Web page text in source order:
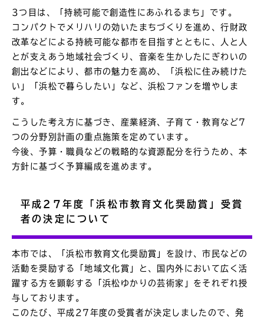
3つ目は、「持続可能で創造性にあふれるまち」です。
コンパクトでメリハリの効いたまちづくりを進め、行財政
改革などによる持続可能な都市を目指すとともに、人と人
とが支えあう地域社会づくり、音楽を生かしたにぎわいの
創出などにより、都市の魅力を高め、「浜松に住み続けた
い」「浜松で暮らしたい」など、浜松ファンを増やしま
す。
こうした考え方に基づき、産業経済、子育て・教育など7
つの分野別計画の重点施策を定めています。
今後、予算・職員などの戦略的な資源配分を行うため、本
方針に基づく予算編成を進めます。
平成27年度「浜松市教育文化奨励賞」受賞
者の決定について
本市では、「浜松市教育文化奨励賞」を設け、市民などの
活動を奨励する「地域文化賞」と、国内外において広く活
躍する方を顕彰する「浜松ゆかりの芸術家」をそれぞれ授
与しております。
このたび、平成27年度の受賞者が決定しましたので、発